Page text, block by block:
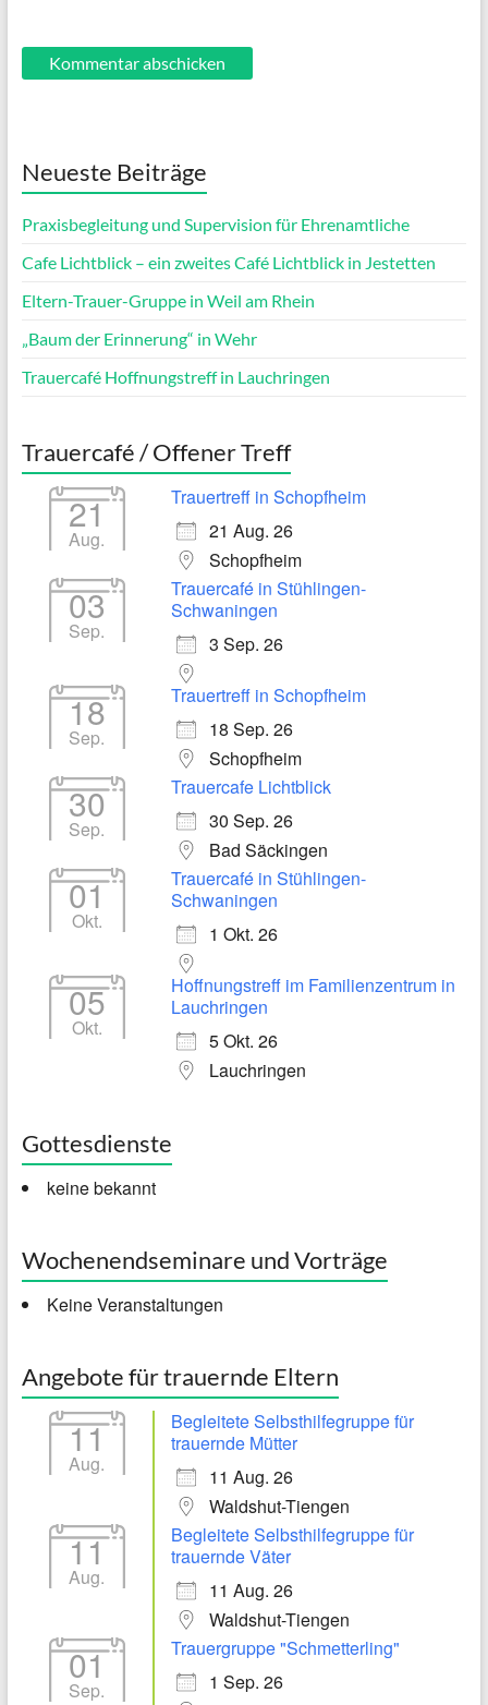
Neueste Beiträge
Praxisbegleitung und Supervision für Ehrenamtliche
Cafe Lichtblick – ein zweites Café Lichtblick in Jestetten
Eltern-Trauer-Gruppe in Weil am Rhein
„Baum der Erinnerung“ in Wehr
Trauercafé Hoffnungstreff in Lauchringen
Trauercafé / Offener Treff
21
Aug.
Trauertreff in Schopfheim
21 Aug. 26
Schopfheim
03
Sep.
Trauercafé in Stühlingen-
Schwaningen
3 Sep. 26
18
Sep.
Trauertreff in Schopfheim
18 Sep. 26
Schopfheim
30
Sep.
Trauercafe Lichtblick
30 Sep. 26
Bad Säckingen
01
Okt.
Trauercafé in Stühlingen-
Schwaningen
1 Okt. 26
05
Okt.
Hoffnungstreff im Familienzentrum in
Lauchringen
5 Okt. 26
Lauchringen
Gottesdienste
keine bekannt
Wochenendseminare und Vorträge
Keine Veranstaltungen
Angebote für trauernde Eltern
11
Aug.
Begleitete Selbsthilfegruppe für
trauernde Mütter
11 Aug. 26
Waldshut-Tiengen
11
Aug.
Begleitete Selbsthilfegruppe für
trauernde Väter
11 Aug. 26
Waldshut-Tiengen
01
Sep.
Trauergruppe "Schmetterling"
1 Sep. 26